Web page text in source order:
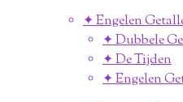
✦ Engelen
✦ Dubbele
✦ De Tijden
✦ Engelen